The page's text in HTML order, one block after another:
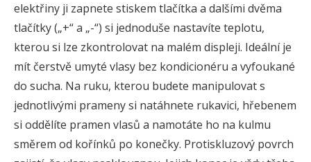
elektřiny ji zapnete stiskem tlačítka a dalšími dvěma
tlačítky („+“ a „-“) si jednoduše nastavíte teplotu,
kterou si lze zkontrolovat na malém displeji. Ideální je
mít čerstvě umyté vlasy bez kondicionéru a vyfoukané
do sucha. Na ruku, kterou budete manipulovat s
jednotlivými prameny si natáhnete rukavici, hřebenem
si oddělíte pramen vlasů a namotáte ho na kulmu
směrem od kořínků po konečky. Protiskluzový povrch